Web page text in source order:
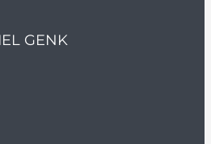
GENK